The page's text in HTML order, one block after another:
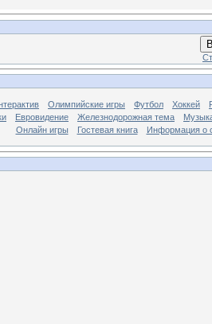
Олимпийские игры Футбол Хоккей
Евровидение Железнодорожная тема
Онлайн игры
Гостевая книга Информация о